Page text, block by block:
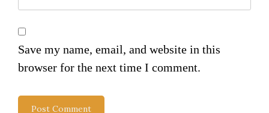
Save my name, email, and website in this
browser for the next time I comment.